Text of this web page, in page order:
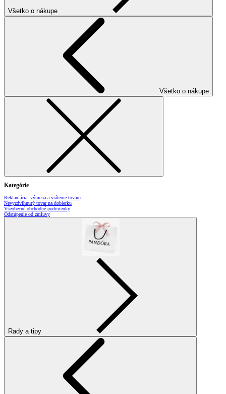
Všetko o nákupe
Všetko o nákupe
Kategórie
Reklamácia, výmena a vrátenie tovaru
Nevyzdvihnutý tovar na dobierku
Všeobecné obchodné podmienky
Odstúpenie od zmluvy
Rady a tipy